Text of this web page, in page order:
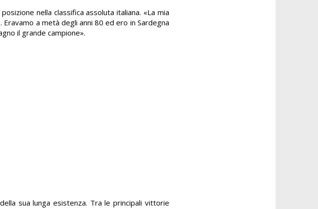
nella classifica assoluta italiana. «La mia
Eravamo a metà degli anni 80 ed ero in Sardegna
il grande campione».
sua lunga esistenza. Tra le principali vittorie